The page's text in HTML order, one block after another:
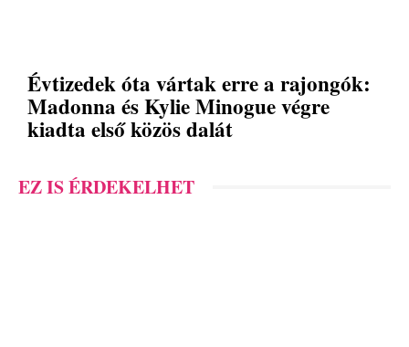
Évtizedek óta vártak erre a rajongók:
Madonna és Kylie Minogue végre
kiadta első közös dalát
EZ IS ÉRDEKELHET